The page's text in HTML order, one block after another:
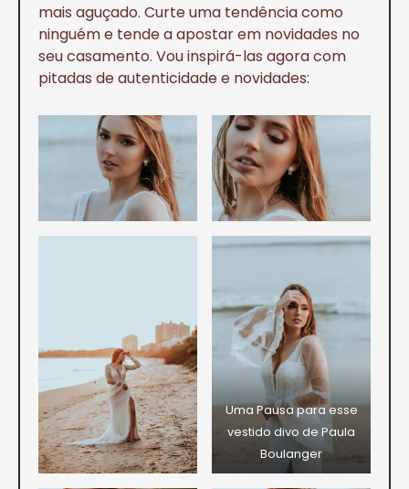
mais aguçado. Curte uma tendência como
ninguém e tende a apostar em novidades no
seu casamento. Vou inspirá-las agora com
pitadas de autenticidade e novidades:
Uma Pausa para esse
vestido divo de Paula
Boulanger